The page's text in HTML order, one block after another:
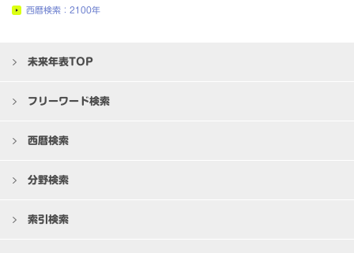
西暦検索：2100年
未来年表TOP
フリーワード検索
西暦検索
分野検索
索引検索